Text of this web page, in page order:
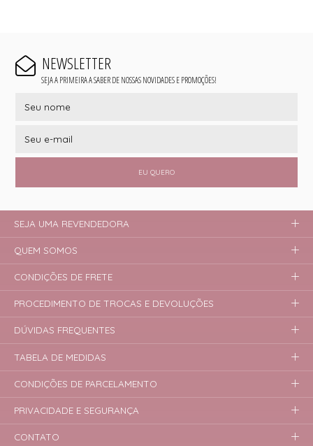
NEWSLETTER
SEJA A PRIMEIRA A SABER DE NOSSAS NOVIDADES E PROMOÇÕES!
EU QUERO
SEJA UMA REVENDEDORA
QUEM SOMOS
CONDIÇÕES DE FRETE
PROCEDIMENTO DE TROCAS E DEVOLUÇÕES
DÚVIDAS FREQUENTES
TABELA DE MEDIDAS
CONDIÇÕES DE PARCELAMENTO
PRIVACIDADE E SEGURANÇA
CONTATO